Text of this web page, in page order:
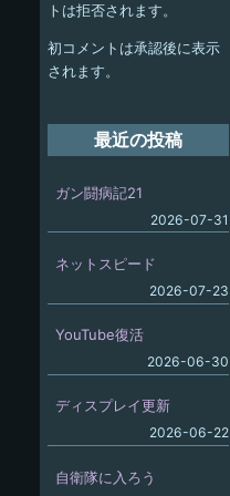
トは拒否されます。
初コメントは承認後に表示
されます。
最近の投稿
ガン闘病記21
2026-07-31
ネットスピード
2026-07-23
YouTube復活
2026-06-30
ディスプレイ更新
2026-06-22
自衛隊に入ろう